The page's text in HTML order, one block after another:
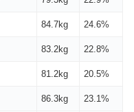
84.7kg 24.6%
83.2kg 22.8%
81.2kg 20.5%
86.3kg 23.1%